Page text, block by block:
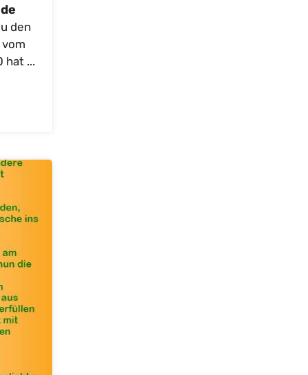
den
hat ...